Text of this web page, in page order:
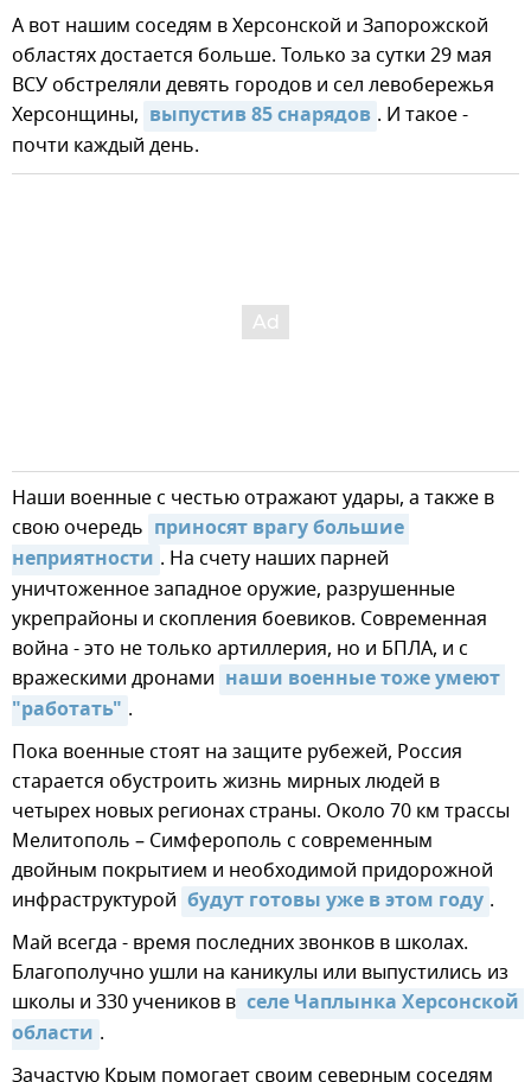
А вот нашим соседям в Херсонской и Запорожской
областях достается больше. Только за сутки 29 мая
ВСУ обстреляли девять городов и сел левобережья
Херсонщины, выпустив 85 снарядов . И такое -
почти каждый день.
Наши военные с честью отражают удары, а также в
свою очередь приносят врагу большие
неприятности . На счету наших парней
уничтоженное западное оружие, разрушенные
укрепрайоны и скопления боевиков. Современная
война - это не только артиллерия, но и БПЛА, и с
вражескими дронами наши военные тоже умеют
"работать" .
Пока военные стоят на защите рубежей, Россия
старается обустроить жизнь мирных людей в
четырех новых регионах страны. Около 70 км трассы
Мелитополь – Симферополь с современным
двойным покрытием и необходимой придорожной
инфраструктурой будут готовы уже в этом году .
Май всегда - время последних звонков в школах.
Благополучно ушли на каникулы или выпустились из
школы и 330 учеников в селе Чаплынка Херсонской
области .
Зачастую Крым помогает своим северным соседям